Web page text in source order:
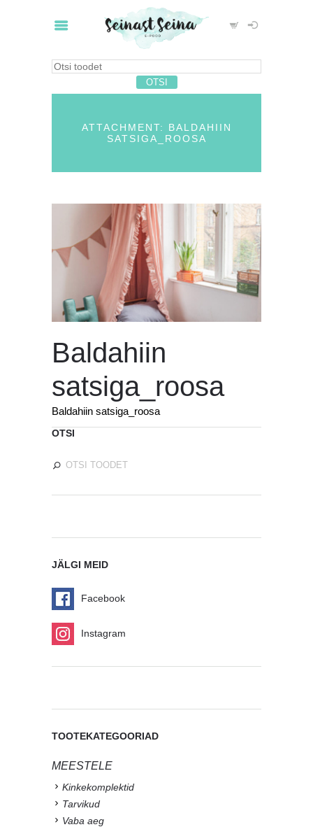
ATTACHMENT: BALDAHIIN
SATSIGA_ROOSA
Baldahiin
satsiga_roosa
Baldahiin satsiga_roosa
OTSI
JÄLGI MEID
Facebook
Instagram
TOOTEKATEGOORIAD
MEESTELE
Kinkekomplektid
Tarvikud
Vaba aeg